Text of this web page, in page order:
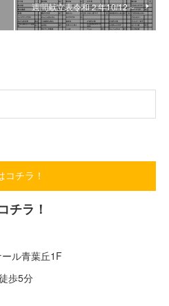
週間献立表令和２年10/12～
チラ！
チラ！
ル青葉丘1F
歩5分